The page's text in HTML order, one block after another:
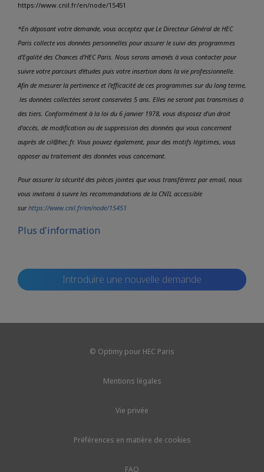
https://www.cnil.fr/en/node/15451
*En déposant votre demande, vous acceptez que Le Directeur Général de HEC
Paris collecte vos données personnelles pour assurer le suivi des programmes
d'Egalité des Chances d'HEC Paris. Nous serons amenés à vous contacter pour
suivre votre parcours d'études puis votre insertion dans la vie professionnelle.
Afin de mesurer la pertinence et l’efficacité de ces programmes sur du long terme,
les données collectées seront conservées 5 ans. Elles ne seront pas transmises à
des tiers. Conformément à la loi du 6 janvier 1978, vous disposez d'un droit
d'accès, de modification ou de suppression des données qui vous concernent
auprès de cil@hec.fr. Vous pouvez également, pour des motifs légitimes, vous
opposer au traitement des données vous concernant.
Pour assurer la sécurité des pièces jointes que vous transférerez par email, nous
vous invitons à suivre les recommandations de la CNIL accessible
surhttps://www.cnil.fr/en/node/15451
Plus d'information
Introduire une nouvelle demande
© Optimy pour HEC Paris
Mentions légales
Vie privée
Préférences en matière de cookies
FAQ